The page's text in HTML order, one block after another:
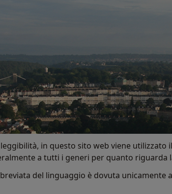
in questo sito web viene
a tutti i generi per quanto riguarda
del linguaggio è dovuta